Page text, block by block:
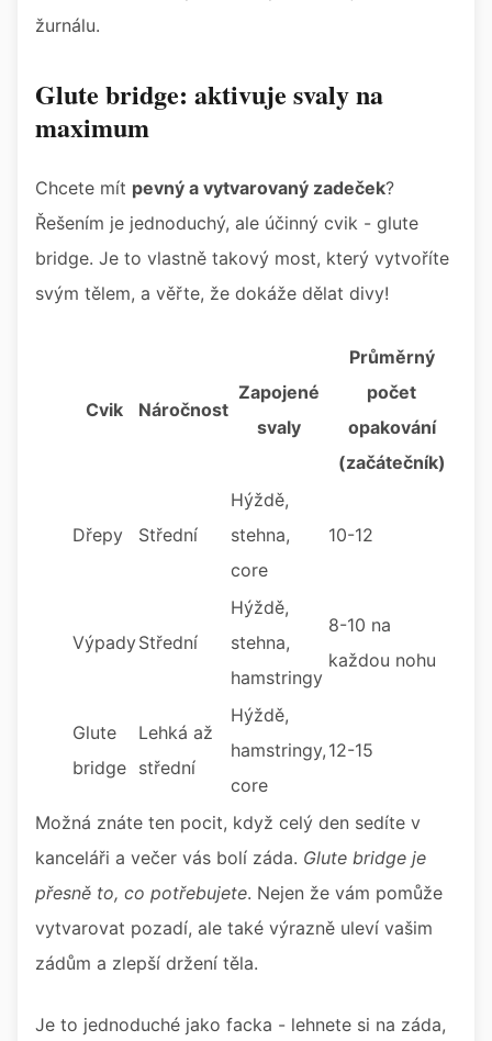
žurnálu.
Glute bridge: aktivuje svaly na
maximum
Chcete mít pevný a vytvarovaný zadeček?
Řešením je jednoduchý, ale účinný cvik - glute
bridge. Je to vlastně takový most, který vytvoříte
svým tělem, a věřte, že dokáže dělat divy!
Cvik Náročnost
Zapojené
svaly
Průměrný
počet
opakování
(začátečník)
Dřepy Střední
Hýždě,
stehna,
core
10-12
VýpadyStřední
Hýždě,
stehna,
hamstringy
8-10 na
každou nohu
Glute
bridge
Lehká až
střední
Hýždě,
hamstringy,
core
12-15
Možná znáte ten pocit, když celý den sedíte v
kanceláři a večer vás bolí záda. Glute bridge je
přesně to, co potřebujete. Nejen že vám pomůže
vytvarovat pozadí, ale také výrazně uleví vašim
zádům a zlepší držení těla.
Je to jednoduché jako facka - lehnete si na záda,